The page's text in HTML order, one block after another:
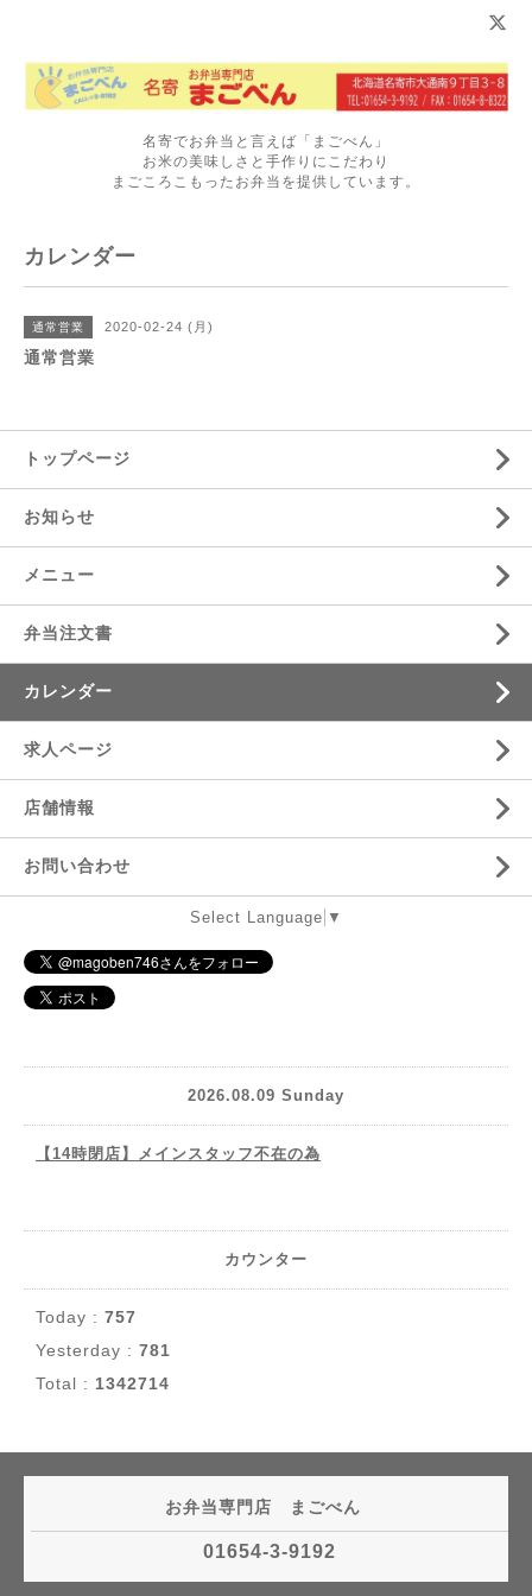
名寄でお弁当と言えば「まごべん」
お米の美味しさと手作りにこだわり
まごころこもったお弁当を提供しています。
カレンダー
通常営業 2020-02-24 (月)
通常営業
トップページ
お知らせ
メニュー
弁当注文書
カレンダー
求人ページ
店舗情報
お問い合わせ
Select Language ▼
2026.08.09 Sunday
【14時閉店】メインスタッフ不在の為
カウンター
Today : 757
Yesterday : 781
Total : 1342714
お弁当専門店 まごべん
01654-3-9192